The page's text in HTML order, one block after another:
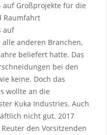
auf Großprojekte für die
Raumfahrt
auf
anderen Branchen,
beliefert hatte. Das
bei den
keine. Doch das
wollte an die
Kuka Industries. Auch
nicht gut. 2017
den Vorsitzenden